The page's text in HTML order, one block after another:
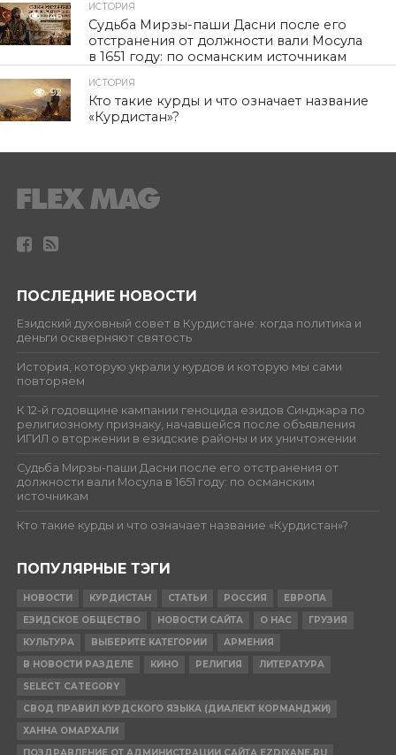
146
ИСТОРИЯ
Судьба Мирзы-паши Дасни после его
отстранения от должности вали Мосула
в 1651 году: по османским источникам
92
ИСТОРИЯ
Кто такие курды и что означает название
«Курдистан»?
ПОСЛЕДНИЕ НОВОСТИ
Езидский духовный совет в Курдистане: когда политика и
деньги оскверняют святость
История, которую украли у курдов и которую мы сами
повторяем
К 12-й годовщине кампании геноцида езидов Синджара по
религиозному признаку, начавшейся после объявления
ИГИЛ о вторжении в езидские районы и их уничтожении
Судьба Мирзы-паши Дасни после его отстранения от
должности вали Мосула в 1651 году: по османским
источникам
Кто такие курды и что означает название «Курдистан»?
ПОПУЛЯРНЫЕ ТЭГИ
НОВОСТИ КУРДИСТАН СТАТЬИ РОССИЯ
ЕВРОПА
ЕЗИДСКОЕ ОБЩЕСТВО
НОВОСТИ САЙТА О НАС
ГРУЗИЯ
КУЛЬТУРА
ВЫБЕРИТЕ КАТЕГОРИИ
АРМЕНИЯ
В НОВОСТИ РАЗДЕЛЕ
КИНО РЕЛИГИЯ
ЛИТЕРАТУРА
SELECT CATEGORY
СВОД ПРАВИЛ КУРДСКОГО ЯЗЫКА (ДИАЛЕКТ КОРМАНДЖИ)
ХАННА ОМАРХАЛИ